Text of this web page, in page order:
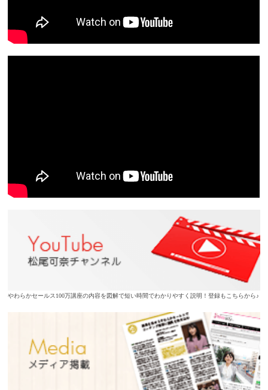
やわらかセールス100万講座の内容を図解で短い時間でわかりやすく説明！登録もこちらから♪